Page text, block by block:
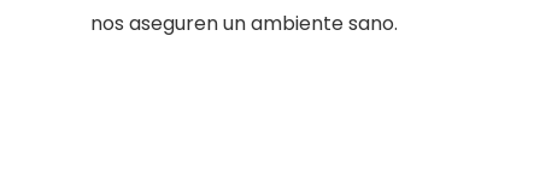
nos aseguren un ambiente sano.